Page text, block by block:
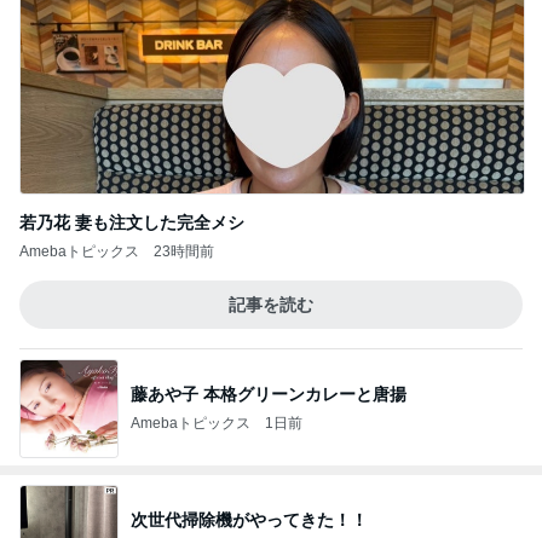
若乃花 妻も注文した完全メシ
Amebaトピックス 23時間前
記事を読む
藤あや子 本格グリーンカレーと唐揚
Amebaトピックス 1日前
次世代掃除機がやってきた！！